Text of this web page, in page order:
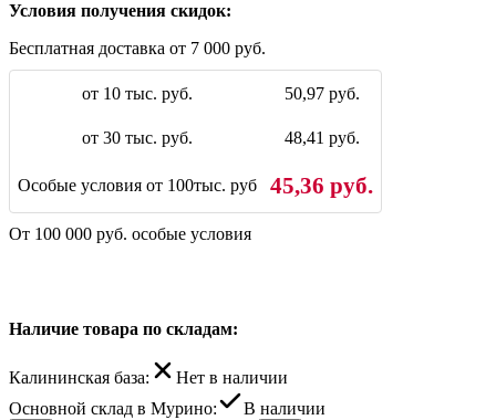
Условия получения скидок:
Бесплатная доставка от 7 000 руб.
от 10 тыс. руб. 50,97 руб.
от 30 тыс. руб. 48,41 руб.
Особые условия от 100тыс. руб 45,36 руб.
От 100 000 руб. особые условия
Наличие товара по складам:
Калининская база:
Нет в наличии
Основной склад в Мурино:
В наличии